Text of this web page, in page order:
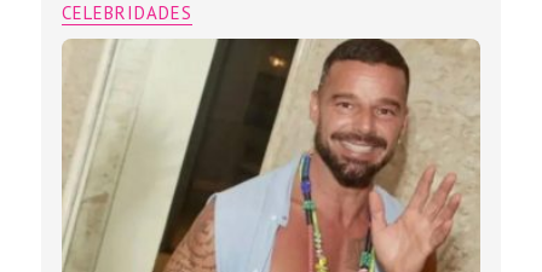
CELEBRIDADES